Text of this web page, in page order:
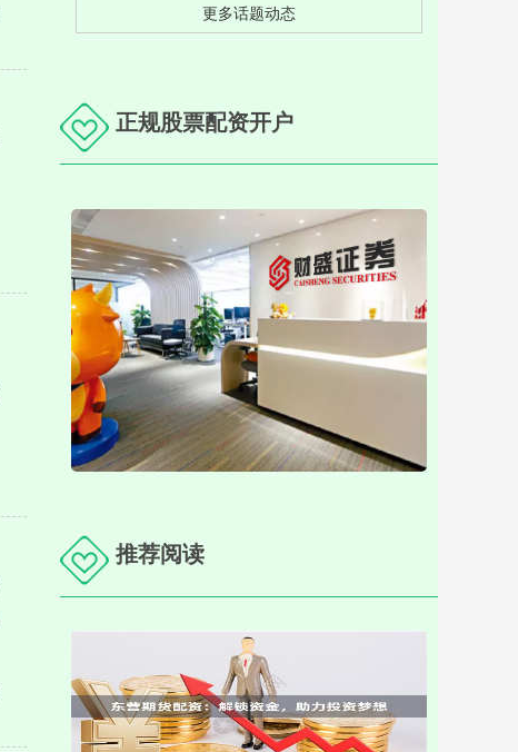
更多话题动态
正规股票配资开户
推荐阅读